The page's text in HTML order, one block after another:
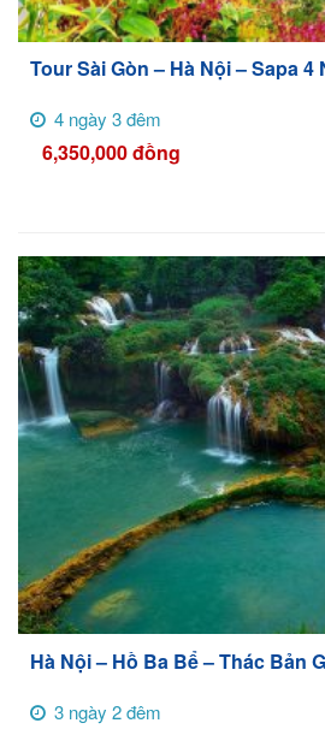
Tour Sài Gòn – Hà Nội – Sapa 4
4 ngày 3 đêm
6,350,000đồng
Hà Nội – Hồ Ba Bể – Thác Bản
3 ngày 2 đêm